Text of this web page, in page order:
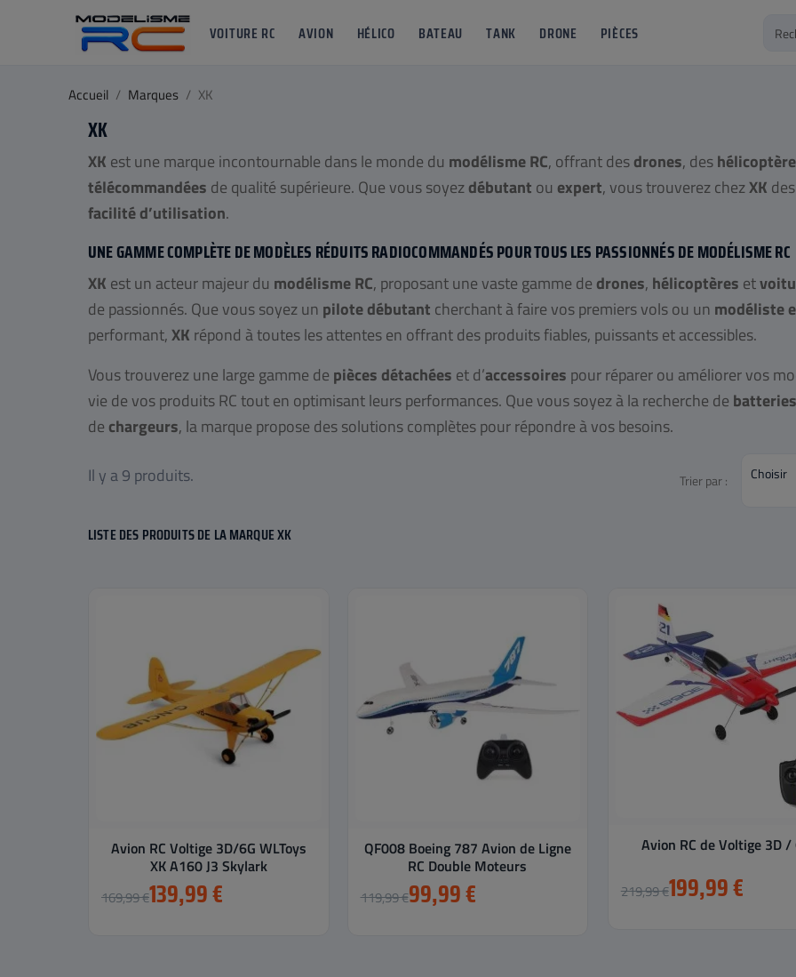
VOITURE RC AVION HÉLICO BATEAU TANK DRONE PIÈCES
Accueil Marques XK
XK
XK est une marque incontournable dans le monde du modélisme RC, offrant desdrones, des
télécommandées de qualité supérieure. Que vous soyezdébutant ou expert, vous trouverez chezXK
facilité d’utilisation.
UNE GAMME COMPLÈTE DE MODÈLES RÉDUITS RADIOCOMMANDÉS POUR TOUS LES PASSIONNÉS DE MODÉLISME RC
XK est un acteur majeur du modélisme RC, proposant une vaste gamme de drones, hélicoptères et
de passionnés. Que vous soyez un pilote débutant cherchant à faire vos premiers vols ou un modéliste
performant,XK répond à toutes les attentes en offrant des produits fiables, puissants et accessibles.
Vous trouverez une large gamme de pièces détachées et d’accessoires pour réparer ou améliorer vos
vie de vos produits RC tout en optimisant leurs performances. Que vous soyez à la recherche de batteries
de chargeurs, la marque propose des solutions complètes pour répondre à vos besoins.
Il y a 9 produits. Trier par : Choisir
LISTE DES PRODUITS DE LA MARQUE XK
Avion RC Voltige 3D/6G WLToys
XK A160 J3 Skylark
169,99 €139,99 €
QF008 Boeing 787 Avion de Ligne
RC Double Moteurs
119,99 €99,99 €
Avion RC de Voltige 3D /
219,99 €199,99 €